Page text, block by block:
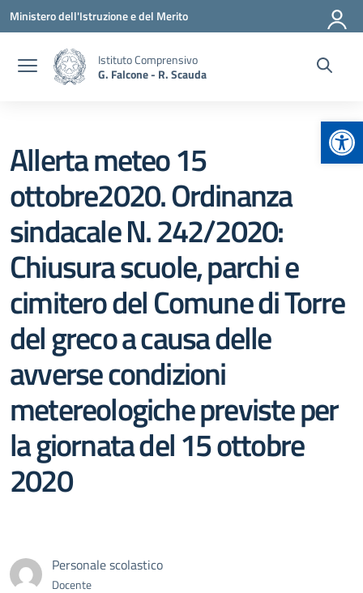
Vai ai contenuti
Vai al menu di navigazione
Vai al footer
Ministero dell'Istruzione e del Merito
Istituto Comprensivo
G. Falcone - R. Scauda
Allerta meteo 15
ottobre2020. Ordinanza
sindacale N. 242/2020:
Chiusura scuole, parchi e
cimitero del Comune di Torre
del greco a causa delle
avverse condizioni
metereologiche previste per
la giornata del 15 ottobre
2020
Personale scolastico
Docente